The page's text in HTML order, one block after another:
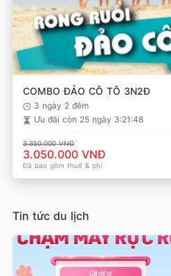
COMBO ĐẢO CÔ TÔ 3N2Đ
3 ngày 2 đêm
Ưu đãi còn 25 ngày 3:21:48
3.350.000 VNĐ
3.050.000 VNĐ
Đã bao gồm thuế & phí
Tin tức du lịch